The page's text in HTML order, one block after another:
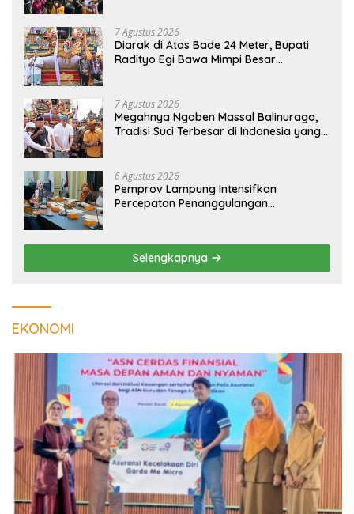
7 Agustus 2026
Diarak di Atas Bade 24 Meter, Bupati
Radityo Egi Bawa Mimpi Besar
7 Agustus 2026
Megahnya Ngaben Massal Balinuraga,
Tradisi Suci Terbesar di Indonesia yang
6 Agustus 2026
Pemprov Lampung Intensifkan
Percepatan Penanggulangan
Selengkapnya
EKONOMI